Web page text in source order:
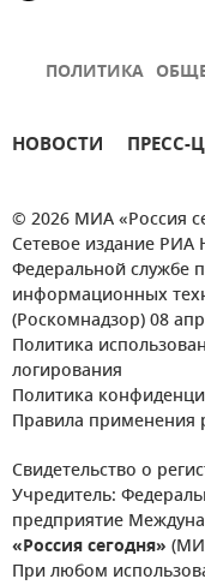
ПОЛИТИКА
НОВОСТИ ПРЕСС-
© 2026 МИА «Россия
Сетевое издание РИА
Федеральной службе
информационных
(Роскомнадзор) 08
Политика
логирования
Политика
Правила применения
Свидетельство о
Учредитель:
предприятие
«Россия сегодня»
При любом